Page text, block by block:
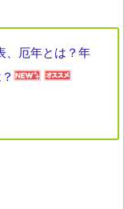
、厄年とは？年